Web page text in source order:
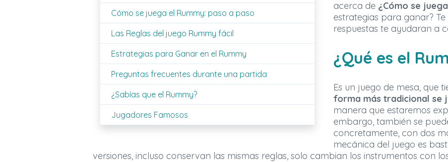
Cómo se juega el Rummy: paso a paso
Las Reglas del juego Rummy fácil
Estrategias para Ganar en el Rummy
Preguntas frecuentes durante una partida
¿Sabías que el Rummy?
Jugadores Famosos
acerca de ¿Cómo se
estrategias para ganar?
respuestas te ayudaran a
¿Qué es el
Es un juego de mesa, que
forma más tradicional se
manera que estaremos
embargo, también se
concretamente, con dos
mecánica del juego es
versiones, incluso conservan las mismas reglas, solo cambian los instrumentos con